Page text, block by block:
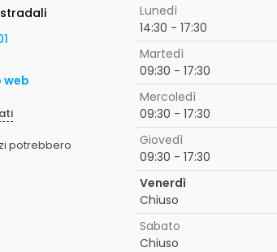
web
potrebbero
Lunedì
14:30 - 17:30
Martedì
09:30 - 17:30
Mercoledì
09:30 - 17:30
Giovedì
09:30 - 17:30
Venerdì
Chiuso
Sabato
Chiuso